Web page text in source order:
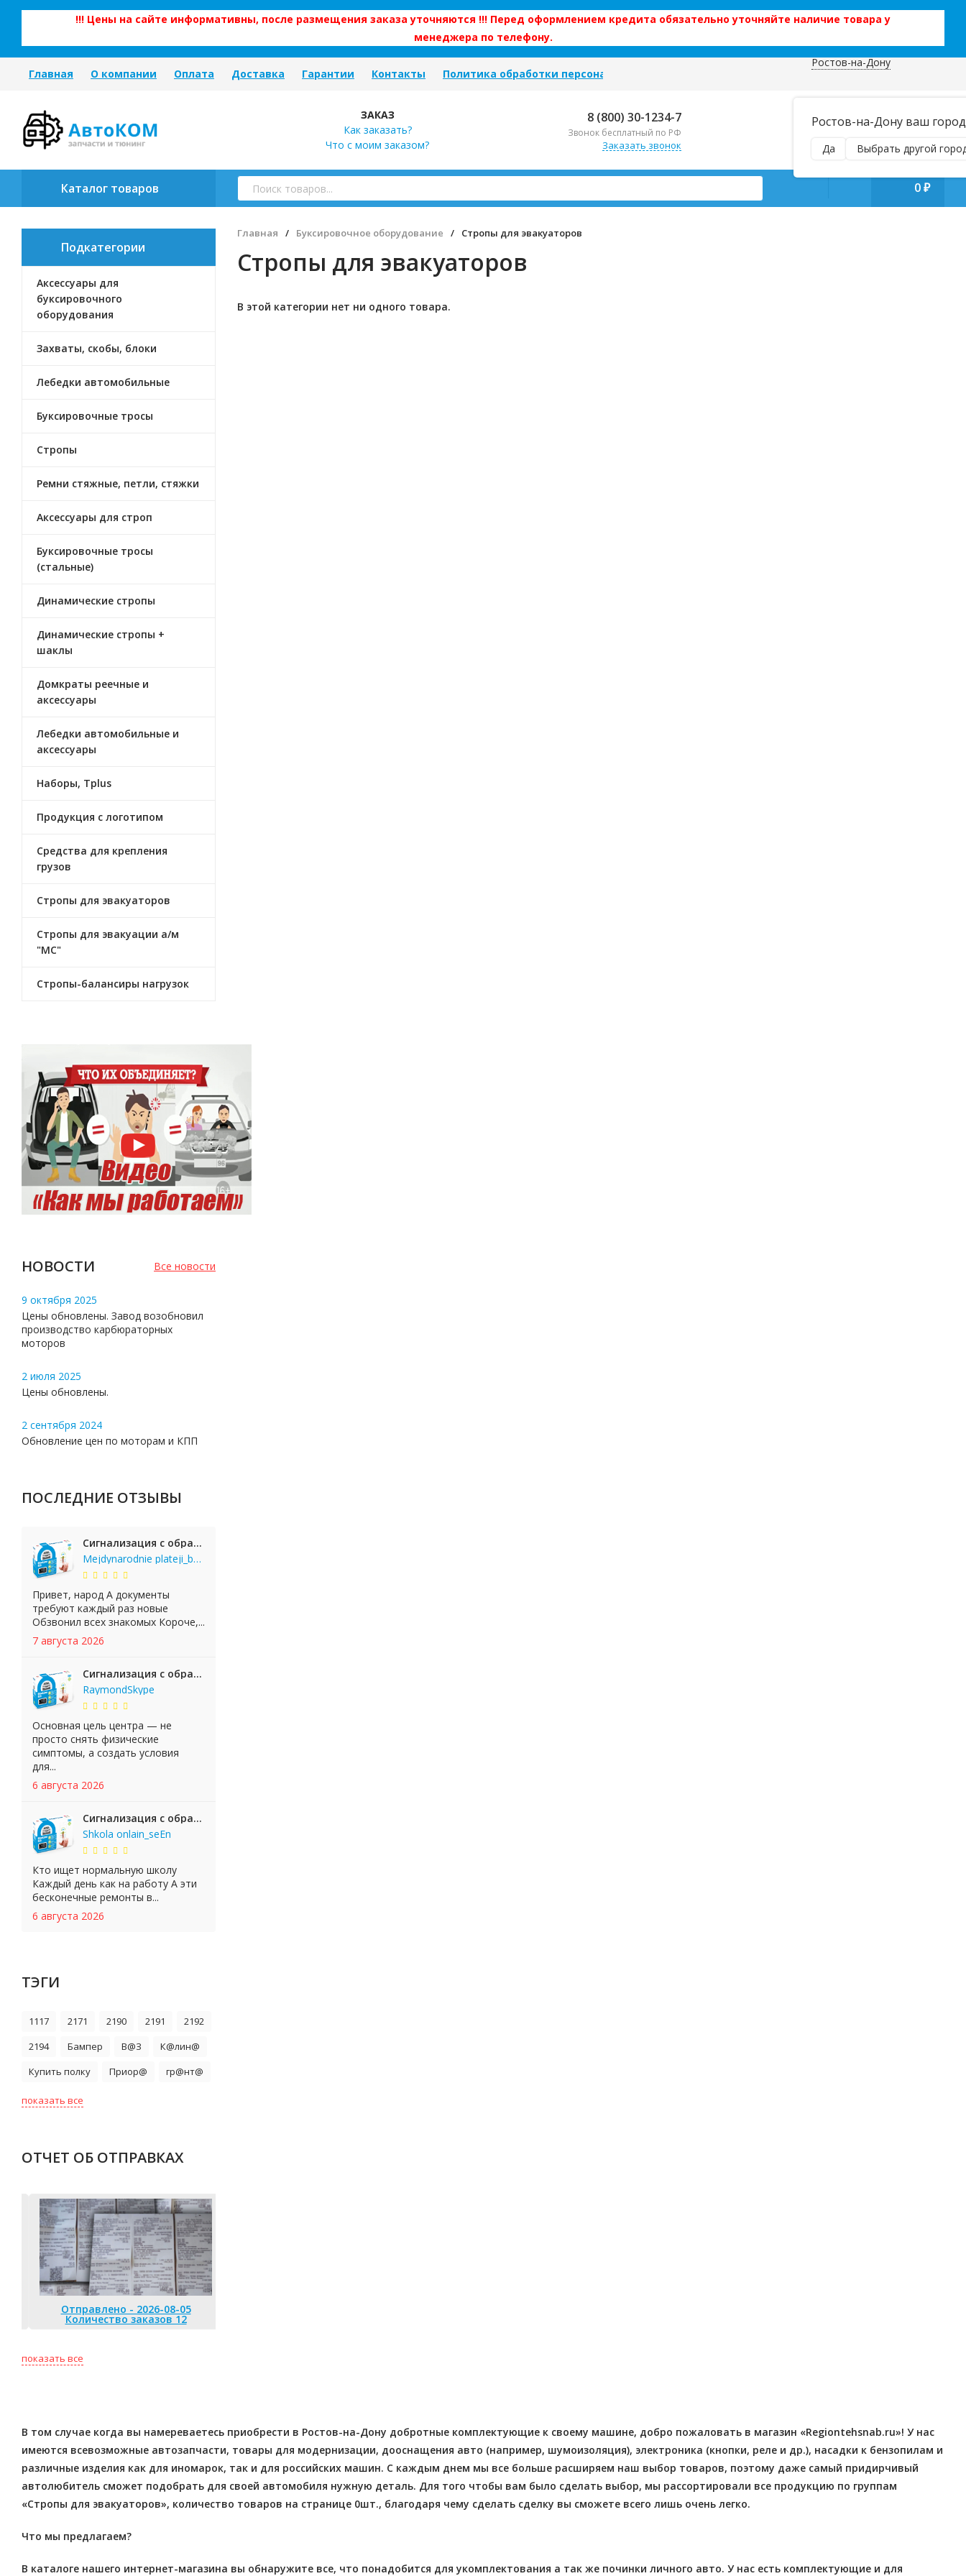
!!! Цены на сайте информативны, после размещения заказа уточняются !!! Перед оформлением кредита обязательно уточняйте наличие товара у
менеджера по телефону.
Главная О компании Оплата Доставка Гарантии Контакты Политика обработки персональных данных
Ростов-на-Дону
Ростов-на-Дону ваш
Да Выбрать другой
ЗАКАЗ
Как заказать?
Что с моим заказом?
8 (800) 30-1234-7
Звонок бесплатный по РФ
Заказать звонок
наложенным платежом!
manager@regiontehsnab.ru
Каталог товаров 0 ₽
Подкатегории
Аксессуары для
буксировочного
оборудования
Захваты, скобы, блоки
Лебедки автомобильные
Буксировочные тросы
Стропы
Ремни стяжные, петли, стяжки
Аксессуары для строп
Буксировочные тросы
(стальные)
Динамические стропы
Динамические стропы +
шаклы
Домкраты реечные и
аксессуары
Лебедки автомобильные и
аксеcсуары
Наборы, Tplus
Продукция с логотипом
Средства для крепления
грузов
Стропы для эвакуаторов
Стропы для эвакуации а/м
"МС"
Стропы-балансиры нагрузок
Все новости
НОВОСТИ
9 октября 2025
Цены обновлены. Завод возобновил
производство карбюраторных
моторов
2 июля 2025
Цены обновлены.
2 сентября 2024
Обновление цен по моторам и КПП
ПОСЛЕДНИЕ ОТЗЫВЫ
Сигнализация с обратной связью StarLine E65 BT 2CAN+LIN
Mejdynarodnie plateji_bgKi
Привет, народ А документы
требуют каждый раз новые
Обзвонил всех знакомых Короче,...
7 августа 2026
Сигнализация с обратной связью StarLine E65 BT 2CAN+LIN
RaymondSkype
Основная цель центра — не
просто снять физические
симптомы, а создать условия
для...
6 августа 2026
Сигнализация с обратной связью StarLine E65 BT 2CAN+LIN
Shkola onlain_seEn
Кто ищет нормальную школу
Каждый день как на работу А эти
бесконечные ремонты в...
6 августа 2026
ТЭГИ
1117 2171 2190 2191
2192
2194
Бампер В@З
К@лин@
Купить полку
Приор@ гр@нт@
показать все
ОТЧЕТ ОБ ОТПРАВКАХ
Отправлено - 2026-08-05
Количество заказов 12
показать все
Главная / Буксировочное оборудование / Стропы для эвакуаторов
Стропы для эвакуаторов
В этой категории нет ни одного товара.
В том случае когда вы намереваетесь приобрести в Ростов-на-Дону добротные комплектующие к своему машине, добро пожаловать в магазин «Regiontehsnab.ru»! У нас
имеются всевозможные автозапчасти, товары для модернизации, дооснащения авто (например, шумоизоляция), электроника (кнопки, реле и др.), насадки к бензопилам и
различные изделия как для иномарок, так и для российских машин. С каждым днем мы все больше расширяем наш выбор товаров, поэтому даже самый придирчивый
автолюбитель сможет подобрать для своей автомобиля нужную деталь. Для того чтобы вам было сделать выбор, мы рассортировали все продукцию по группам
«Стропы для эвакуаторов», количество товаров на странице 0шт., благодаря чему сделать сделку вы сможете всего лишь очень легко.
Что мы предлагаем?
В каталоге нашего интернет-магазина вы обнаружите все, что понадобится для укомплектования а так же починки личного авто. У нас есть комплектующие и для